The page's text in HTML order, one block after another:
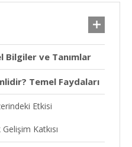
Bilgiler ve Tanımlar
Temel Faydaları
Etkisi
Katkısı